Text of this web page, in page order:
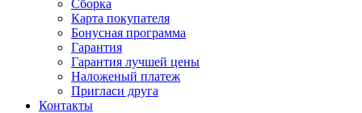
Сборка
Карта покупателя
Бонусная программа
Гарантия
Гарантия лучшей цены
Наложеный платеж
Пригласи друга
Контакты